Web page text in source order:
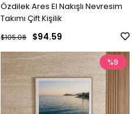
Özdilek Ares El Nakışlı Nevresim
Takımı Çift Kişilik
$94.59
$105.08
%9